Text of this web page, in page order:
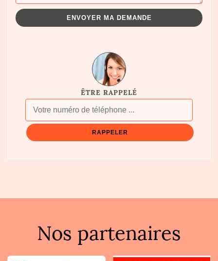
ÊTRE RAPPELÉ
Nos partenaires